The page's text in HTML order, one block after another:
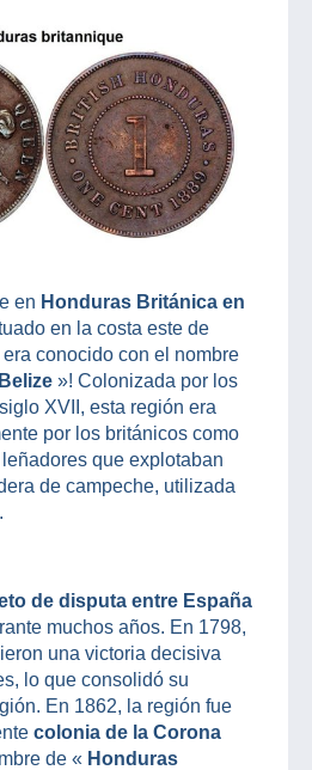
en Honduras Británica en
en la costa este de
conocido con el nombre
»! Colonizada por los
XVII, esta región era
por los británicos como
que explotaban
de campeche, utilizada
de disputa entre España
muchos años. En 1798,
una victoria decisiva
lo que consolidó su
En 1862, la región fue
colonia de la Corona
de « Honduras